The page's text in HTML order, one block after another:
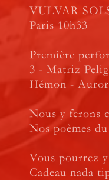
VULVAR
Paris 10h33
Première
3 - Matriz
Hémon -
Nous y ferons
Nos poèmes
Vous pourrez
Cadeau nada